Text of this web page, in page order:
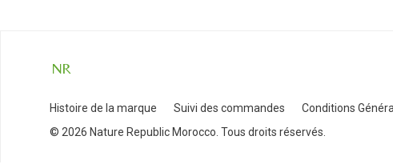
Histoire de la marque Suivi des commandes Conditions
© 2026 Nature Republic Morocco. Tous droits réservés.